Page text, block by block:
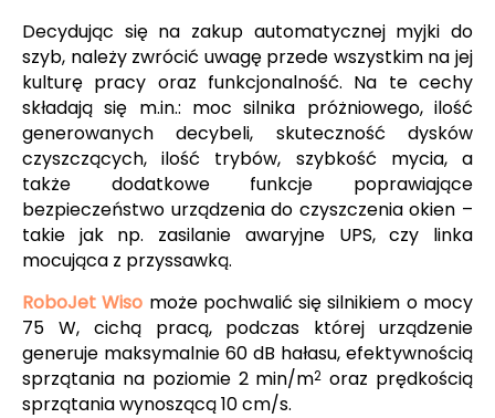
Decydując się na zakup automatycznej myjki do
szyb, należy zwrócić uwagę przede wszystkim na jej
kulturę pracy oraz funkcjonalność. Na te cechy
składają się m.in.: moc silnika próżniowego, ilość
generowanych decybeli, skuteczność dysków
czyszczących, ilość trybów, szybkość mycia, a
także dodatkowe funkcje poprawiające
bezpieczeństwo urządzenia do czyszczenia okien –
takie jak np. zasilanie awaryjne UPS, czy linka
mocująca z przyssawką.
RoboJet Wiso może pochwalić się silnikiem o mocy
75 W, cichą pracą, podczas której urządzenie
generuje maksymalnie 60 dB hałasu, efektywnością
sprzątania na poziomie 2 min/m2 oraz prędkością
sprzątania wynoszącą 10 cm/s.